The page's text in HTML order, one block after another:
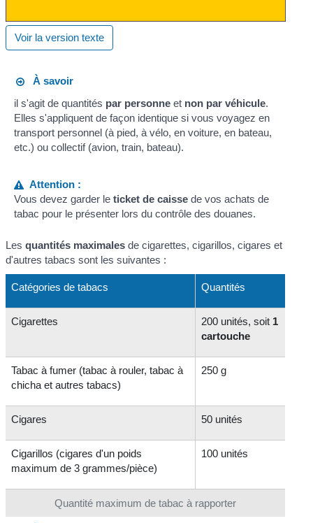
Voir la version texte
À savoir
il s'agit de quantités par personneet non par véhicule.
Elles s'appliquent de façon identique si vous voyagez en
transport personnel (à pied, à vélo, en voiture, en bateau,
etc.) ou collectif (avion, train, bateau).
Attention :
Vous devez garder le ticket de caissede vos achats de
tabac pour le présenter lors du contrôle des douanes.
Lesquantités maximales de cigarettes, cigarillos, cigares et
d'autres tabacs sont les suivantes :
Quantité maximum de tabac à rapporter
Catégories de tabacs Quantités
Cigarettes 200 unités, soit 1
cartouche
Tabac à fumer (tabac à rouler, tabac à
chicha et autres tabacs)
250 g
Cigares 50 unités
Cigarillos (cigares d'un poids
maximum de 3 grammes/pièce)
100 unités